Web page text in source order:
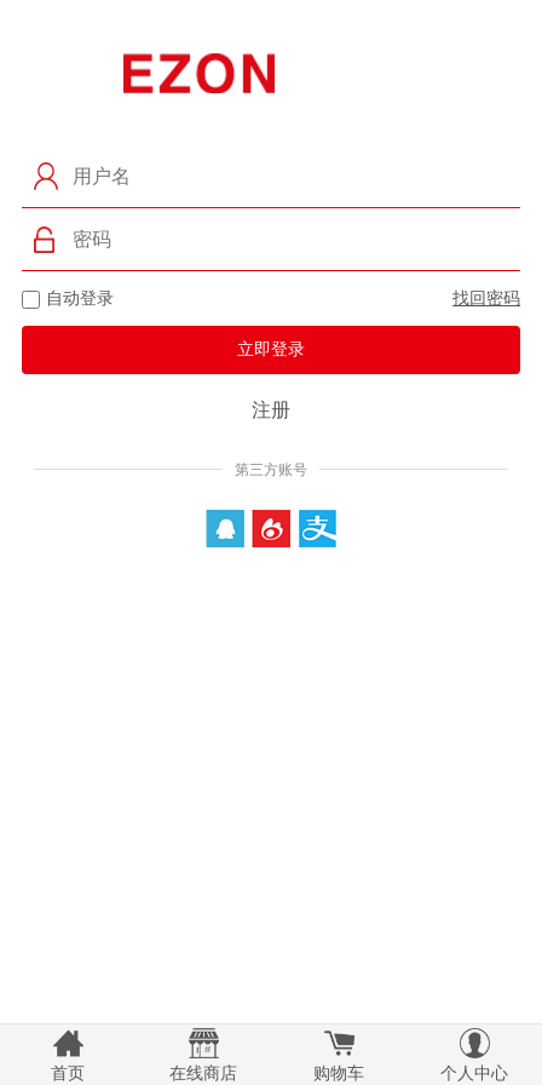
自动登录 找回密码
注册
第三方账号
首页 在线商店 购物车 个人中心